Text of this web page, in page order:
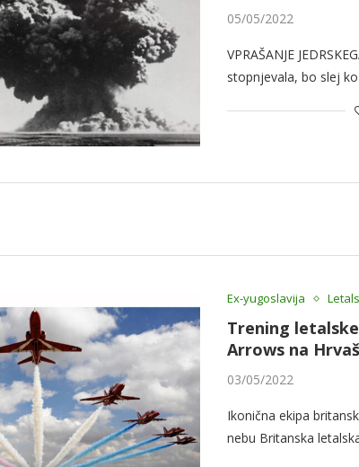
05/05/2022
VPRAŠANJE
stopnjevala, bo slej
Ex-yugoslavija
Trening
Arrows na
03/05/2022
Ikonična ekipa
nebu Britanska